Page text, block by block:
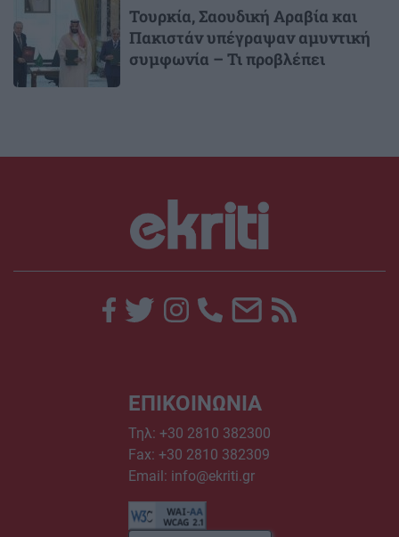
Τουρκία, Σαουδική Αραβία και
Πακιστάν υπέγραψαν αμυντική
συμφωνία – Τι προβλέπει
ΕΠΙΚΟΙΝΩΝΙΑ
Τηλ: +30 2810 382300
Fax: +30 2810 382309
Email: info@ekriti.gr